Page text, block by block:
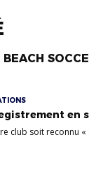
BEACH
en
club soit reconnu